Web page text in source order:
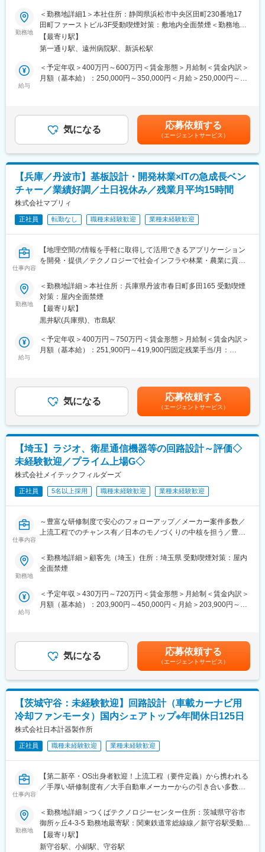
■組織構成：
配属となる部署は、15名程で構成されています。
■製品について:
され、その広がりは家電・食品・建材・電子材料・リチウムイオ
ン電池の業界までに及びます。同社の製品は、数ミクロンの傷や
■事業の魅力：
楽器、自動車、精密機械などの大手製造メーカーが集積する中部
エリアにて、システム開発から機械・電気設計まで幅広い技術を
提供する総合エンジニアリング企業です。ITとものづくりの融合
で未来を創りながら、技術を磨いて成長したいという方にはピッ
タリです◎
■業務内容：
などをお任せします。
■具体的には：
・産業用機械や装置の電気設計
・通信機器や各種製品の電気設計
※経験、スキルに応じて担当いただく業務内容、フェーズが変わり
■プロジェクト先：
います。
・一度アサインされた際には、長く勤務することが多いです。現
ンしますので、ご安心ください。
■社風/教育体制：
・会社とエンジニアの距離感を大切にしています。エンジニアも
い環境です！
りをしています。営業は報告を重視し、積極的なコミュニケーシ
ョン取っており、クライアントからも高評価です◎
■受託開発にも挑戦できます！：
2022年には当社グループ企業として株式会社ビーフィットも加わ
り、SES事業だけでなく、受託開発事業も同社と協業のうえ拡大
を図っております。先が読めない時代だからこそ、前例に縛られ
ず、時代を先取りしていく位の気持ちで何事にも果敢にチャレン
ジしていく姿勢が当社にはあります。
勤務地
＜勤務地詳細1＞本社住所：静岡県浜松市中央区田町230番地17
田町ファーストビル3F受動喫煙対策：敷地内全面禁煙＜勤務地詳
細2＞プロジェクト先（牧之原市）住所：静岡県牧之原市 受動喫
煙対策：屋内全面禁煙変更の範囲：会社の定める事業所
【最寄り駅】
第一通り駅、遠州病院駅、新浜松駅
給与
＜予定年収＞400万円～600万円＜賃金形態＞月給制＜賃金内訳＞
月額（基本給）：250,000円～350,000円＜月給＞250,000円～
通じて上下する可能性があります。月給(月額)は固定手当を含めた
表記です。気になる 応募依頼する
（エージェントサービス）
【兵庫／丹波市】基板設計・開発林業×ITの急成長ベン
チャー／業績好調／土日祝休み／残業月平均15時間
株式会社マプリィ
正社員 転勤なし 職種未経験歓迎 業種未経験歓迎
仕事内容
【地理空間の情報を手軽に取得して活用できるアプリケーション
を開発・提供／テクノロジーで社会インフラや林業・農業に貢献
■業務内容：
自社開発のハードウェアに搭載する基板の設計をご担当いただき
ます。
■働く環境・雰囲気：
自由度が高くオフィスは落ち着いた雰囲気です。営業、バックオ
フィス、役員と業務をするため、多職種との交流が可能です。分
■当社の特徴：
私たちの暮らしは、森林や水・土壌などの「自然資本」や、道路
物のデータを可視化するアプリケーション・ハードウェアを開発
しています。誰もが手軽にデータを取得できるサービスを提供す
ることで、自然資本や社会資本などの価値を最大化し、持続可能
ー100 (2023年度)」選出)
勤務地
＜勤務地詳細＞本社住所：兵庫県丹波市春日町多田165 受動喫煙
対策：屋内全面禁煙
【最寄り駅】
黒井駅(兵庫県)、市島駅
給与
＜予定年収＞400万円～750万円＜賃金形態＞月給制＜賃金内訳＞
月額（基本給）：251,900円～419,900円固定残業手当/月：
給：年2回■賞与：決算賞与あり賃金はあくまでも目安の金額であ
り、選考を通じて上下する可能性があります。月給(月額)は固定手
気になる 応募依頼する
（エージェントサービス）
【埼玉】ラジオ、衛星通信機器等の回路設計～評価◇
未経験歓迎／プライム上場G◇
株式会社メイテックフィルダーズ
正社員 5名以上採用 職種未経験歓迎 業種未経験歓迎
仕事内容
～豊富な研修制度で安心のフォローアップ／メーカー案件多数／
上流工程でのチャンス有／日本のモノづくりの中核を担う／豊富
■業務内容：
・電気デバイス系RRP製品
・開発品
・基板
無線通信装置
■担当工程：
EL系設計実務主担当
■ツール・開発環境：
・他ツールE
■豊富な案件と開発の中枢を担う：
当社は製造業(メーカー)とのお取引が中心となり、一次下請けや二
ンのモノづくりの中核に携わることが可能です。
当社の保有案件とエンジニア社員の職歴・スキル・研修情報をベ
ストマッチングシステム（BMS）という社内システムで管理して
おります。エンジニア社員は最低月1回当システムに自身のスキル
情報を更新することで、このシステムを元に、営業・技術マネー
勤務地
＜勤務地詳細＞顧客先（埼玉）住所：埼玉県 受動喫煙対策：屋内
全面禁煙
給与
＜予定年収＞430万円～720万円＜賃金形態＞月給制＜賃金内訳＞
月額（基本給）：203,900円～450,000円＜月給＞203,900円～
くまでも目安の金額であり、選考を通じて上下する可能性があり
ます。月給(月額)は固定手当を含めた表記です。
気になる 応募依頼する
（エージェントサービス）
【茨城守谷：未経験歓迎】回路設計（車載カーナビ用
冷却ファンモータ）国内シェアトップ※年間休日125日
株式会社日本計器製作所
正社員 職種未経験歓迎 業種未経験歓迎
仕事内容
【第二新卒・OS出身者歓迎！上流工程（要件定義）から携われる
／手厚い研修制度有／大手自動車メーカーからの引き合い多数／
■業務内容：
主力製品である小型ファンモータ部品の電子部品設計（回路設
計）をご担当いただきます。
勤務地
＜勤務地詳細＞つくばテクノロジーセンター住所：茨城県守谷市
御所ヶ丘4‐3‐5 勤務地最寄駅：関東鉄道常総線線／新守谷駅受動喫
煙対策：屋内喫煙可能場所あり変更の範囲：会社の定める事業所
【最寄り駅】
新守谷駅、小絹駅、守谷駅